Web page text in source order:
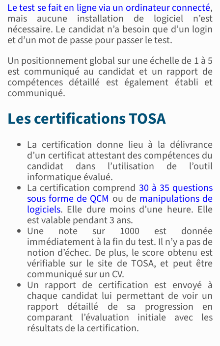
Le test se fait en ligne via un ordinateur connecté,
mais aucune installation de logiciel n’est
nécessaire. Le candidat n’a besoin que d’un login
et d’un mot de passe pour passer le test.
Un positionnement global sur une échelle de 1 à 5
est communiqué au candidat et un rapport de
compétences détaillé est également établi et
communiqué.
Les certifications TOSA
La certification donne lieu à la délivrance
d’un certificat attestant des compétences du
candidat dans l’utilisation de l’outil
informatique évalué.
La certification comprend 30 à 35 questions
sous forme de QCM ou de manipulations de
logiciels. Elle dure moins d’une heure. Elle
est valable pendant 3 ans.
Une note sur 1000 est donnée
immédiatement à la fin du test. Il n’y a pas de
notion d’échec. De plus, le score obtenu est
vérifiable sur le site de TOSA, et peut être
communiqué sur un CV.
Un rapport de certification est envoyé à
chaque candidat lui permettant de voir un
rapport détaillé de sa progression en
comparant l’évaluation initiale avec les
résultats de la certification.